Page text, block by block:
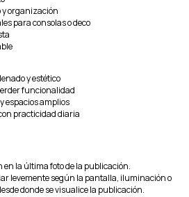
y organización
para consolas o deco
y estético
funcionalidad
espacios amplios
practicidad diaria
en la última foto de la publicación.
levemente según la pantalla, iluminación o
donde se visualice la publicación.